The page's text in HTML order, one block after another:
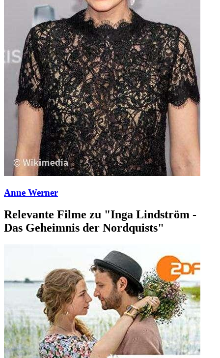
Anne Werner
Relevante Filme zu "Inga Lindström -
Das Geheimnis der Nordquists"